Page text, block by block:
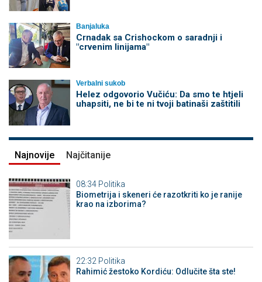
Banjaluka
Crnadak sa Crishockom o saradnji i
"crvenim linijama"
Verbalni sukob
Helez odgovorio Vučiću: Da smo te htjeli
uhapsiti, ne bi te ni tvoji batinaši zaštitili
Najnovije Najčitanije
08:34 Politika
Biometrija i skeneri će razotkriti ko je ranije
krao na izborima?
22:32 Politika
Rahimić žestoko Kordiću: Odlučite šta ste!